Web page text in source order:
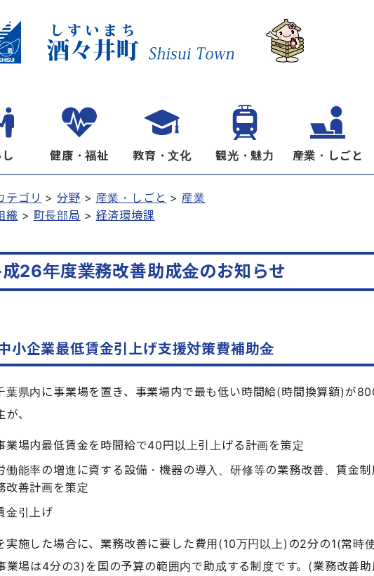
健康・福祉 教育・文化 観光・魅力 産業・しごと
テゴリ 分野 産業・しごと
産業
織 町長部局 経済環境課
26年度業務改善助成金のお知らせ
小企業最低賃金引上げ支援対策費補助金
葉県内に事業場を置き、 事業場内で最も低い時間給(時間換算額)が
が、
業場内最低賃金を時間給で40円以上引上げる計画を策定
働能率の増進に資する設備・機器の導入、研修等の業務改善、賃金
改善計画を策定
金引上げ
実施した場合に、業務改善に要した費用(10万円以上)の2分の1(常時
業場は4分の3)を国の予算の範囲内で助成する制度です。(業務改善